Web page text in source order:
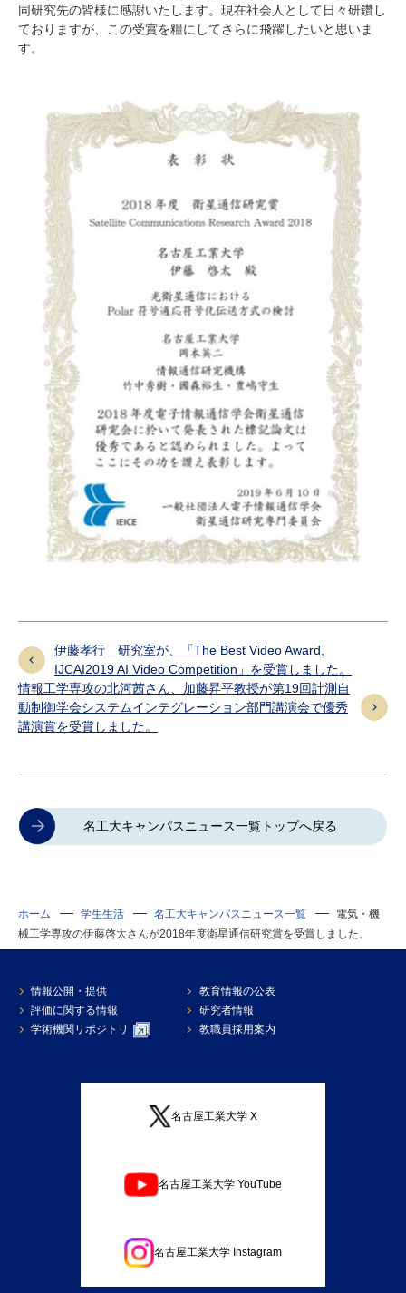
同研究先の皆様に感謝いたします。現在社会人として日々研鑽し
ておりますが、この受賞を糧にしてさらに飛躍したいと思いま
す。
伊藤孝行 研究室が、「The Best Video Award,
IJCAI2019 AI Video Competition」を受賞しました。
情報工学専攻の北河茜さん、加藤昇平教授が第19回計測自
動制御学会システムインテグレーション部門講演会で優秀
講演賞を受賞しました。
名工大キャンパスニュース一覧トップへ戻る
ホーム 学生生活 名工大キャンパスニュース一覧
電気・機
械工学専攻の伊藤啓太さんが2018年度衛星通信研究賞を受賞しました。
情報公開・提供
教育情報の公表
評価に関する情報
研究者情報
学術機関リポジトリ
教職員採用案内
名古屋工業大学 X
名古屋工業大学 YouTube
名古屋工業大学 Instagram